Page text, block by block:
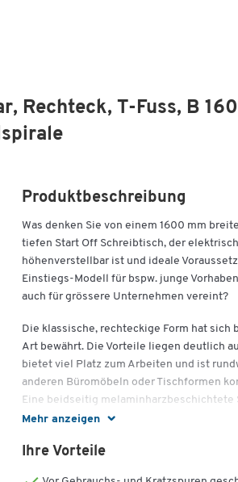
Rechteck, T-Fuss, B
Mehr anzeigen
Produktbeschreibung
Was denken Sie von einem 1600 mm
tiefen Start Off Schreibtisch, der elektrisch
höhenverstellbar ist und ideale
Einstiegs-Modell für bspw. junge
auch für grössere Unternehmen vereint?
Die klassische, rechteckige Form hat sich
Art bewährt. Die Vorteile liegen deutlich
bietet viel Platz zum Arbeiten und ist
anderen Büromöbeln oder Tischformen
Eine beidseitig melaminharzbeschichtete
2 mm Stosskanten aus Kunststoff ist sehr
Ihre Vorteile